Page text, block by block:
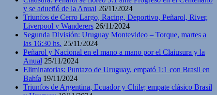
y se adueñó de la Anual 26/11/2024
Triunfos de Cerro Largo, Racing, Deportivo, Peñarol, River,
Liverpool y Wanderers 26/11/2024
Segunda División: Uruguay Montevideo – Torque, martes a
las 16:30 hs. 25/11/2024
Peñarol y Nacional en el mano a mano por el Claiusura y la
Anual 25/11/2024
Eliminatorias: Puntazo de Uruguay, empató 1:1 con Brasil en
Bahía 19/11/2024
Triunfos de Argentina, Ecuador y Chile; empate clásico Brasil